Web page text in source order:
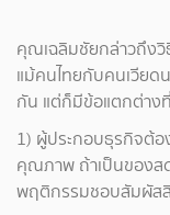
คุณเฉลิมชัยกล่าวถึงวิ
แม้คนไทยกับคนเวียด
กัน แต่ก็มีข้อแตกต่า
1) ผู้ประกอบธุรกิจต้อ
คุณภาพ ถ้าเป็นของส
พฤติกรรมชอบสัมผัส